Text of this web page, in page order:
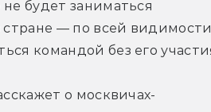
будет заниматься
— по всей
командой без его
о москвичах-